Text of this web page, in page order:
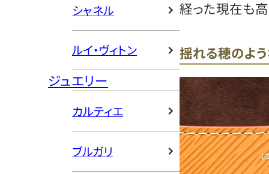
シャネル
ルイ・ヴィトン
ジュエリー
カルティエ
ブルガリ
経った現在も
揺れる穂のよ